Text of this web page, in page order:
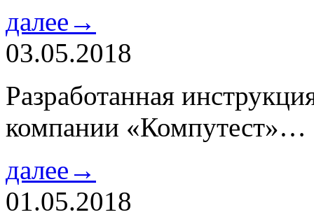
далее→
03.05.2018
Разработанная
компании «Компутест»…
далее→
01.05.2018